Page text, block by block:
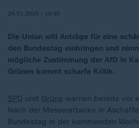
24.01.2025 | 19:55
Die Union will Anträge für eine
den Bundestag einbringen und
mögliche Zustimmung der AfD in
Grünen kommt scharfe Kritik.
SPD und Grüne warnen bereits vor
Nach der Messerattacke in
Bundestag in der kommenden